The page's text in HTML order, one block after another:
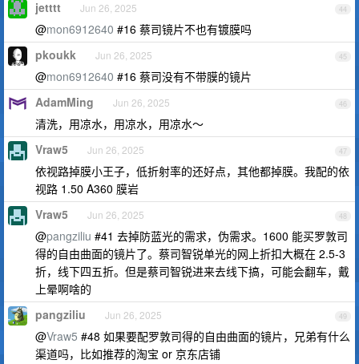
44
jetttt Jun 26, 2025
@mon6912640 #16 蔡司镜片不也有镀膜吗
45
pkoukk Jun 26, 2025
@mon6912640 #16 蔡司没有不带膜的镜片
46
AdamMing Jun 26, 2025
清洗，用凉水，用凉水，用凉水～
47
Vraw5 Jun 26, 2025
依视路掉膜小王子，低折射率的还好点，其他都掉膜。我配的依
视路 1.50 A360 膜岩
48
Vraw5 Jun 26, 2025
@pangziliu #41 去掉防蓝光的需求，伪需求。1600 能买罗敦司
得的自由曲面的镜片了。蔡司智锐单光的网上折扣大概在 2.5-3
折，线下四五折。但是蔡司智锐进来去线下搞，可能会翻车，戴
上晕啊啥的
49
pangziliu Jun 26, 2025
@Vraw5 #48 如果要配罗敦司得的自由曲面的镜片，兄弟有什么
渠道吗，比如推荐的淘宝 or 京东店铺